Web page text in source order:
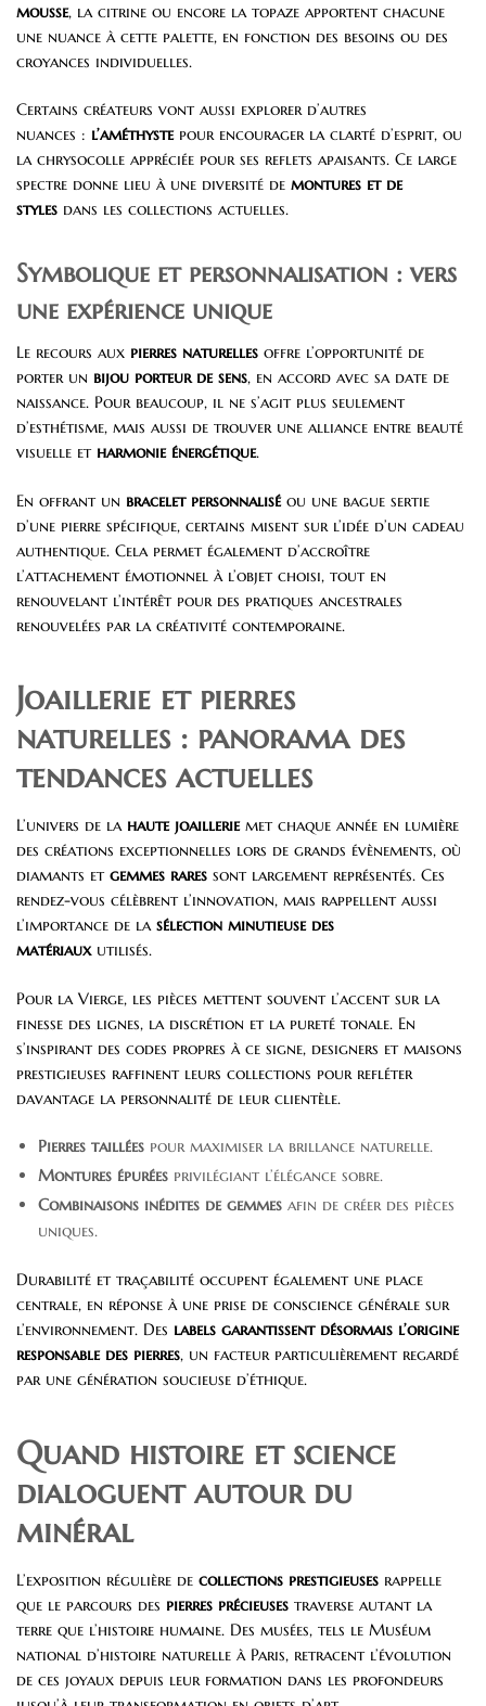
mousse, la citrine ou encore la topaze apportent chacune
une nuance à cette palette, en fonction des besoins ou des
croyances individuelles.
Certains créateurs vont aussi explorer d’autres
nuances : l’améthystepour encourager la clarté d’esprit, ou
la chrysocolle appréciée pour ses reflets apaisants. Ce large
spectre donne lieu à une diversité de montures et de
styles dans les collections actuelles.
Symbolique et personnalisation : vers
une expérience unique
Le recours aux pierres naturelles offre l’opportunité de
porter un bijou porteur de sens, en accord avec sa date de
naissance. Pour beaucoup, il ne s’agit plus seulement
d’esthétisme, mais aussi de trouver une alliance entre beauté
visuelle et harmonie énergétique.
En offrant un bracelet personnaliséou une bague sertie
d’une pierre spécifique, certains misent sur l’idée d’un cadeau
authentique. Cela permet également d’accroître
l’attachement émotionnel à l’objet choisi, tout en
renouvelant l’intérêt pour des pratiques ancestrales
renouvelées par la créativité contemporaine.
Joaillerie et pierres
naturelles : panorama des
tendances actuelles
L’univers de la haute joailleriemet chaque année en lumière
des créations exceptionnelles lors de grands évènements, où
diamants et gemmes rares sont largement représentés. Ces
rendez-vous célèbrent l’innovation, mais rappellent aussi
l’importance de la sélection minutieuse des
matériauxutilisés.
Pour la Vierge, les pièces mettent souvent l’accent sur la
finesse des lignes, la discrétion et la pureté tonale. En
s’inspirant des codes propres à ce signe, designers et maisons
prestigieuses raffinent leurs collections pour refléter
davantage la personnalité de leur clientèle.
Pierres taillées pour maximiser la brillance naturelle.
Montures épurées privilégiant l’élégance sobre.
Combinaisons inédites de gemmes afin de créer des pièces
uniques.
Durabilité et traçabilité occupent également une place
centrale, en réponse à une prise de conscience générale sur
l’environnement. Des labels garantissent désormais l’origine
responsable des pierres, un facteur particulièrement regardé
par une génération soucieuse d’éthique.
Quand histoire et science
dialoguent autour du
minéral
L’exposition régulière de collections prestigieuses rappelle
que le parcours des pierres précieuses traverse autant la
terre que l’histoire humaine. Des musées, tels le Muséum
national d’histoire naturelle à Paris, retracent l’évolution
de ces joyaux depuis leur formation dans les profondeurs